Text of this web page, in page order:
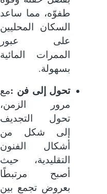
طفوّه، مما ساعد
السكان المحليين
على عبور
الممرات المائية
بسهولة.
تحول إلى فن :مع
مرور الزمن،
تحول التجديف
إلى شكل من
أشكال الفنون
التقليدية، حيث
أصبح مرتبطًا
بعروض تجمع بين